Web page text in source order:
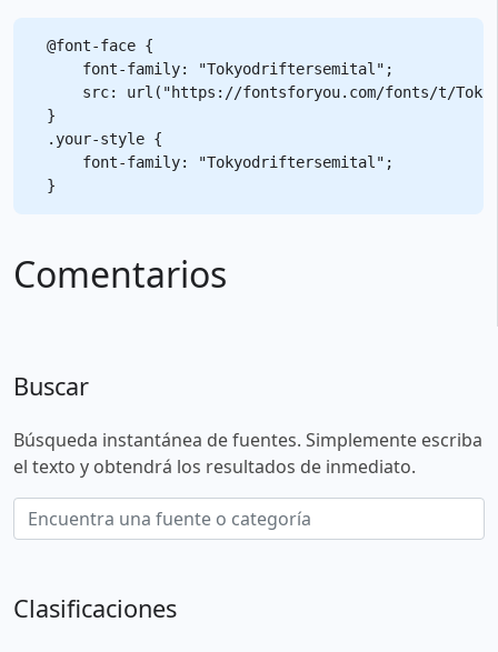
@font-face {
    font-family: "Tokyodriftersemital";
src: url("https://fontsforyou.com/fonts/t/
}
.your-style {
    font-family: "Tokyodriftersemital";
Comentarios
Buscar
Búsqueda instantánea de fuentes. Simplemente escriba
el texto y obtendrá los resultados de inmediato.
Clasificaciones